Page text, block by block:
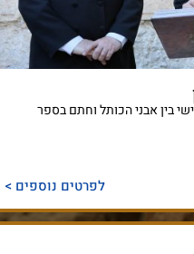
בין אבני הכותל וחתם בספר
לפרטים נוספים >